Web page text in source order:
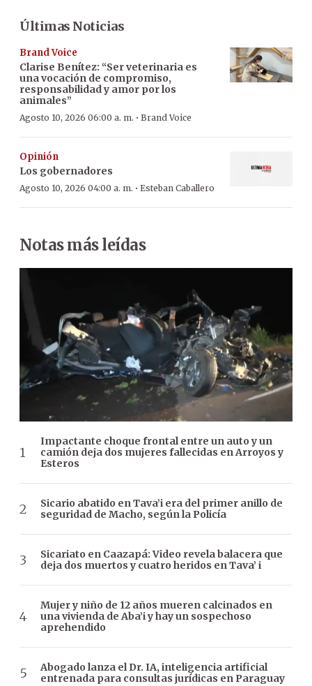
Últimas Noticias
Brand Voice
Clarise Benítez: “Ser veterinaria es
una vocación de compromiso,
responsabilidad y amor por los
animales”
Agosto 10, 2026 06:00 a. m. · Brand Voice
Opinión
Los gobernadores
Agosto 10, 2026 04:00 a. m. · Esteban Caballero
Notas más leídas
Impactante choque frontal entre un auto y un
camión deja dos mujeres fallecidas en Arroyos y
Esteros
Sicario abatido en Tava’i era del primer anillo de
seguridad de Macho, según la Policía
Sicariato en Caazapá: Video revela balacera que
deja dos muertos y cuatro heridos en Tava’ i
Mujer y niño de 12 años mueren calcinados en
una vivienda de Aba’i y hay un sospechoso
aprehendido
Abogado lanza el Dr. IA, inteligencia artificial
entrenada para consultas jurídicas en Paraguay